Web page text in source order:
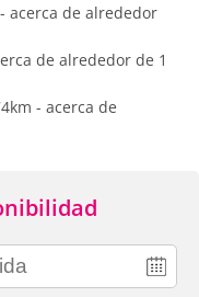
acerca de alrededor
de alrededor de 1
- acerca de